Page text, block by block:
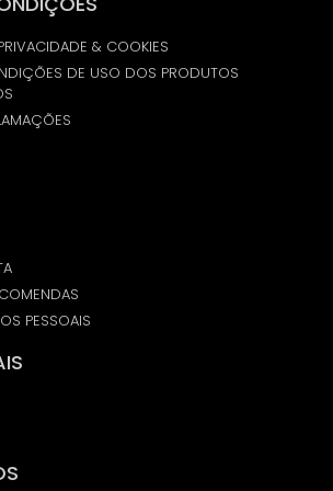
& COOKIES
DE USO DOS PRODUTOS
PESSOAIS